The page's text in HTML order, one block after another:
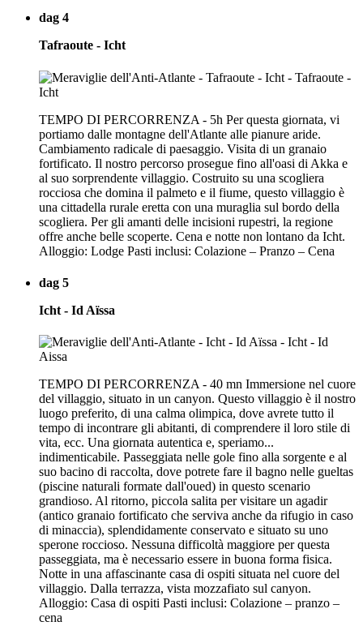
dag 4
Tafraoute - Icht
TEMPO DI PERCORRENZA - 5h Per questa giornata, vi
portiamo dalle montagne dell'Atlante alle pianure aride.
Cambiamento radicale di paesaggio. Visita di un granaio
fortificato. Il nostro percorso prosegue fino all'oasi di Akka e
al suo sorprendente villaggio. Costruito su una scogliera
rocciosa che domina il palmeto e il fiume, questo villaggio è
una cittadella rurale eretta con una muraglia sul bordo della
scogliera. Per gli amanti delle incisioni rupestri, la regione
offre anche belle scoperte. Cena e notte non lontano da Icht.
Alloggio: Lodge Pasti inclusi: Colazione – Pranzo – Cena
dag 5
Icht - Id Aïssa
TEMPO DI PERCORRENZA - 40 mn Immersione nel cuore
del villaggio, situato in un canyon. Questo villaggio è il nostro
luogo preferito, di una calma olimpica, dove avrete tutto il
tempo di incontrare gli abitanti, di comprendere il loro stile di
vita, ecc. Una giornata autentica e, speriamo...
indimenticabile. Passeggiata nelle gole fino alla sorgente e al
suo bacino di raccolta, dove potrete fare il bagno nelle gueltas
(piscine naturali formate dall'oued) in questo scenario
grandioso. Al ritorno, piccola salita per visitare un agadir
(antico granaio fortificato che serviva anche da rifugio in caso
di minaccia), splendidamente conservato e situato su uno
sperone roccioso. Nessuna difficoltà maggiore per questa
passeggiata, ma è necessario essere in buona forma fisica.
Notte in una affascinante casa di ospiti situata nel cuore del
villaggio. Dalla terrazza, vista mozzafiato sul canyon.
Alloggio: Casa di ospiti Pasti inclusi: Colazione – pranzo –
cena